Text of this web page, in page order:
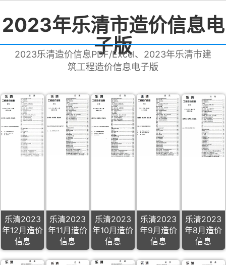
2023年乐清市造价信息电
子版
2023乐清造价信息PDF/Excel、2023年乐清市建
筑工程造价信息电子版
乐清2023
年12月造价
信息
乐清2023
年11月造价
信息
乐清2023
年10月造价
信息
乐清2023
年9月造价
信息
乐清2023
年8月造价
信息